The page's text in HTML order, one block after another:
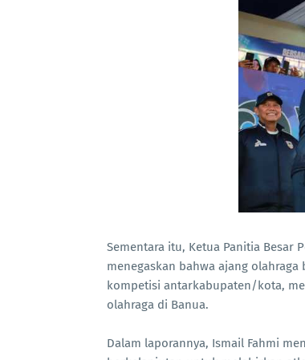
Sementara itu, Ketua Panitia Besar
menegaskan bahwa ajang
kompetisi antarkabupaten/kota,
olahraga di Banua.
Dalam laporannya, Ismail Fahmi